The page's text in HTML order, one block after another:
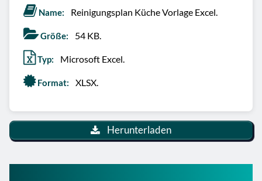
Name: Reinigungsplan Küche Vorlage Excel.
Größe: 54 KB.
Typ: Microsoft Excel.
Format: XLSX.
Herunterladen